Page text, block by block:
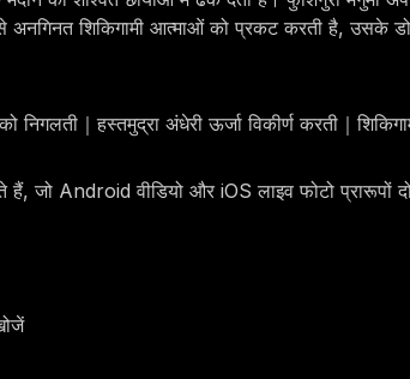
शिकिगामी आत्माओं को प्रकट करती है, उसके
निगलती｜हस्तमुद्रा अंधेरी ऊर्जा विकीर्ण करती｜
जो Android वीडियो और iOS लाइव फोटो प्रारूपों